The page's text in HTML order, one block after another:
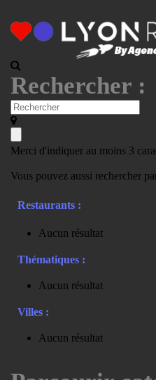
Rechercher :
Merci d'indiquer au moins 3
Vous pouvez aussi rechercher
Restaurants :
Aucun résultat
Thématiques :
Aucun résultat
Villes :
Aucun résultat